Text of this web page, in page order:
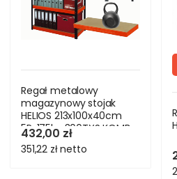
Regał metalowy
magazynowy stojak
HELIOS 213x100x40cm
5Px175kg 300TYS KOMB
432,00 zł
351,22 złnetto